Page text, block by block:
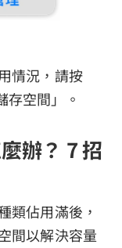
情況，請按
存空間」。
辦？ 7 招
類佔用滿後，
間以解決容量